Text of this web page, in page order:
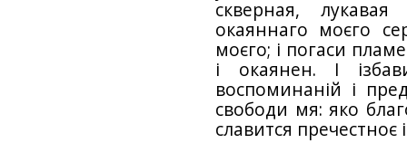
скверная,
окаяннаго моєго
моєго; і погаси
і окаянен. І
воспоминаній і
свободи мя: яко
славится пречестноє